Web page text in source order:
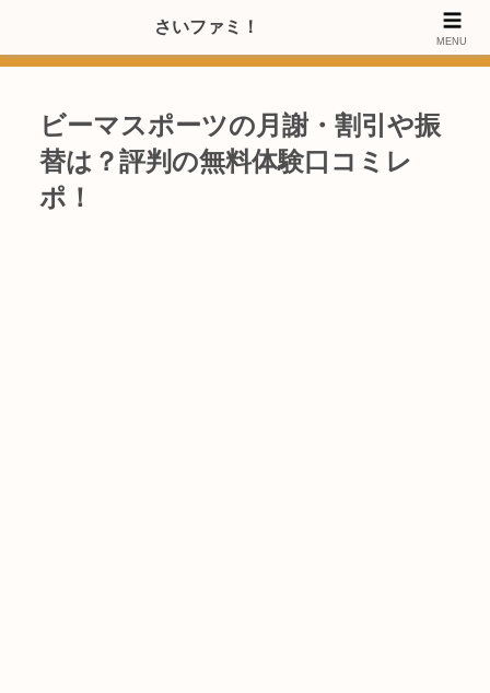
>>【PRのご協力内容更新しました】さいたま市のファミリー世代・20～
ビーマスポーツの月謝・割引や振
替は？評判の無料体験口コミレ
ポ！
さいファミ！
MENU